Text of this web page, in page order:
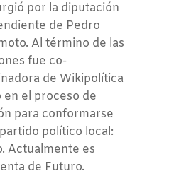
por la diputación
de Pedro
Al término de las
fue co-
de Wikipolítica
en el proceso de
para conformarse
político local:
Actualmente es
de Futuro.